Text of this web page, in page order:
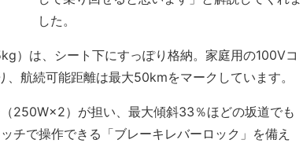
した。
）は、シート下にすっぽり格納。家庭用の100Vコ
航続可能距離は最大50kmをマークしています。
250W×2）が担い、最大傾斜33％ほどの坂道でも
チで操作できる「ブレーキレバーロック」を備え